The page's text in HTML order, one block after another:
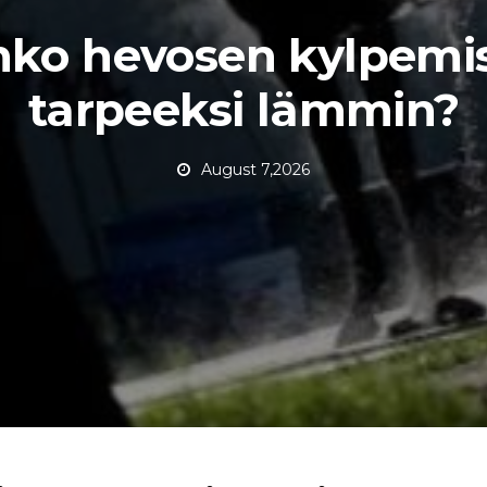
hevosen
tarpeeksi lämmin?
August 7,2026